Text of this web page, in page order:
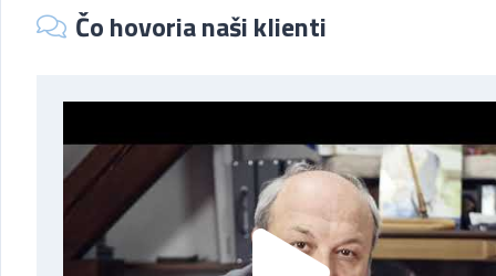
Čo hovoria naši klienti